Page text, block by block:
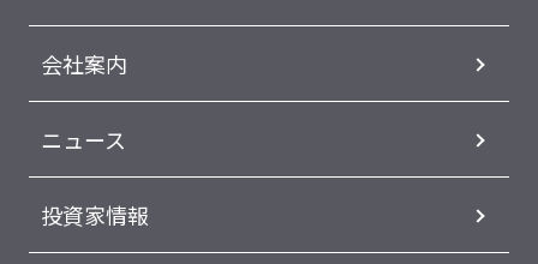
会社案内
ニュース
投資家情報